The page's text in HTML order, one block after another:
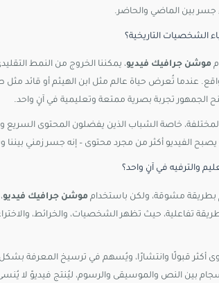
جسر بين الماضي والحاضر.
الشخصيات التاريخية؟
موشن جرافيك فيديو، يمكننا الخروج من النمط
عندما تُعرض حياة عالم مثل ابن الهيثم أو قائد مثل
الجمهور تجربة بصرية ممتعة وتعليمية في آنٍ واحد.
خاصة الشباب الذين يفضلون المحتوى السريع
الفيديو أكثر من مجرد محتوى – إنه جسر زمني
والترفيه في آنٍ واحد؟
بطريقة مشوقة، ولكن باستخدام موشن جرافيك فيديو
تفاعلية، حيث تظهر الشخصيات، والخرائط،
أكثر قبولًا وانتشارًا، ويُسهم في ترسيخ المعرفة
بين النص والموسيقى والرسوم، ليُنتج فيديوً لا